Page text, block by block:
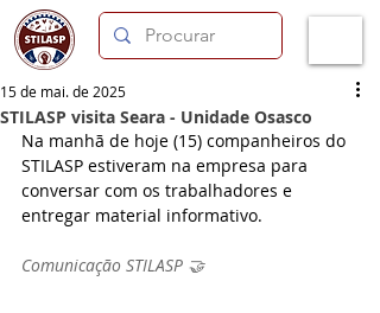
STILASP visita Seara - Unidade Osasco
15 de mai. de 2025
Na manhã de hoje (15) companheiros do
STILASP estiveram na empresa para
conversar com os trabalhadores e
entregar material informativo.
Comunicação STILASP 🤝